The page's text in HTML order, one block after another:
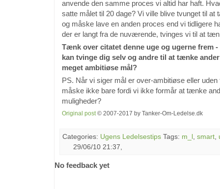
anvende den samme proces vi altid har haft.
satte målet til 20 dage? Vi ville blive tvunget til
og måske lave en anden proces end vi tidligere
der er langt fra de nuværende, tvinges vi til at
Tænk over citatet denne uge og ugerne frem
kan tvinge dig selv og andre til at tænke
meget ambitiøse mål?
PS. Når vi siger mål er over-ambitiøse eller
måske ikke bare fordi vi ikke formår at tænke
muligheder?
Original post© 2007-2017 by Tanker-Om-Ledelse.dk
Categories: Ugens Ledelsestips Tags: m_l smart
29/06/10 21:37,
No feedback yet